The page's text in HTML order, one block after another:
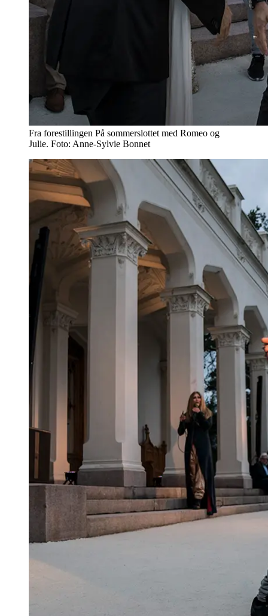
Fra forestillingen På sommerslottet med Romeo og
Julie. Foto: Anne-Sylvie Bonnet